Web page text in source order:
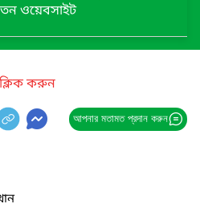
ওয়েবসাইট
করুন
আপনার মতামত প্রদান করুন